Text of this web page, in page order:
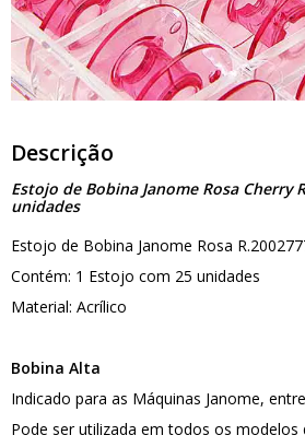
Descrição
Estojo de Bobina Janome Rosa Cherry
unidades
Estojo de Bobina Janome Rosa
Contém: 1 Estojo com 25 unidades
Material: Acrílico
Bobina Alta
Indicado para as Máquinas Janome,
Pode ser utilizada em todos os modelos